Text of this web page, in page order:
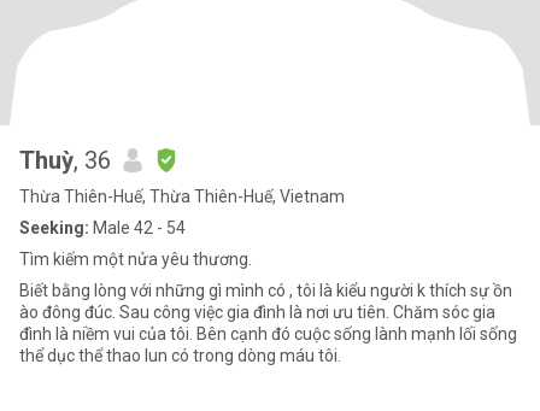
Thuỳ, 36
Thừa Thiên-Huế, Thừa Thiên-Huế, Vietnam
Seeking: Male 42 - 54
Tìm kiếm một nửa yêu thương.
Biết bằng lòng với những gì mình có , tôi là kiểu người k thích sự ồn
ào đông đúc. Sau công việc gia đình là nơi ưu tiên. Chăm sóc gia
đình là niềm vui của tôi. Bên cạnh đó cuộc sống lành mạnh lối sống
thể dục thể thao lun có trong dòng máu tôi.